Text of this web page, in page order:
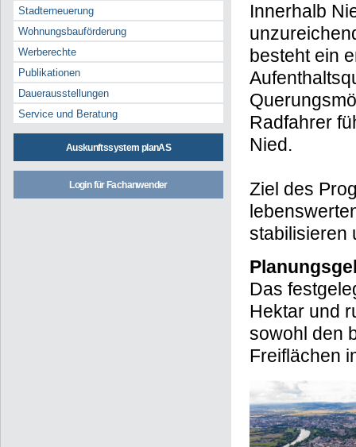
Stadterneuerung
Wohnungsbauförderung
Werberechte
Publikationen
Dauerausstellungen
Service und Beratung
Auskunftssystem planAS
Login für Fachanwender
Innerhalb
besteht ein
Radfahrer
Nied.
Ziel des
stabilisieren
Das
Hektar und
sowohl den
Freiflächen